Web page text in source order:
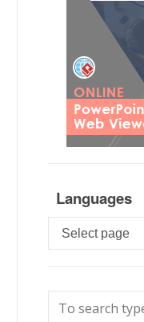
Languages
Languages